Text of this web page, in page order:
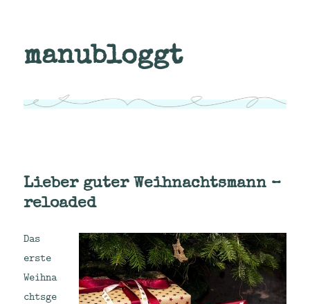
manubloggt
Lieber guter Weihnachtsmann –
reloaded
Das
erste
Weihna
chtsge